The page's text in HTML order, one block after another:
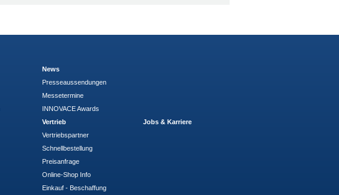
News
Presseaussendungen
Messetermine
INNOVACE Awards
Vertrieb
Vertriebspartner
Schnellbestellung
Preisanfrage
Online-Shop Info
Einkauf - Beschaffung
Jobs & Karriere